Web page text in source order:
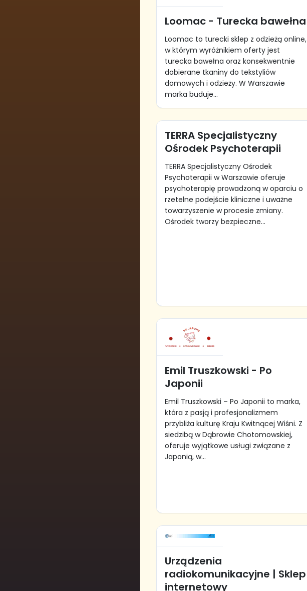
Loomac - Turecka bawełna
Loomac to turecki sklep z odzieżą online,
w którym wyróżnikiem oferty jest
turecka bawełna oraz konsekwentnie
dobierane tkaniny do tekstyliów
domowych i odzieży. W Warszawie
marka buduje...
TERRA Specjalistyczny
Ośrodek Psychoterapii
TERRA Specjalistyczny Ośrodek
Psychoterapii w Warszawie oferuje
psychoterapię prowadzoną w oparciu o
rzetelne podejście kliniczne i uważne
towarzyszenie w procesie zmiany.
Ośrodek tworzy bezpieczne...
Emil Truszkowski - Po
Japonii
Emil Truszkowski – Po Japonii to marka,
która z pasją i profesjonalizmem
przybliża kulturę Kraju Kwitnącej Wiśni. Z
siedzibą w Dąbrowie Chotomowskiej,
oferuje wyjątkowe usługi związane z
Japonią, w...
Urządzenia
radiokomunikacyjne | Sklep
internetowy